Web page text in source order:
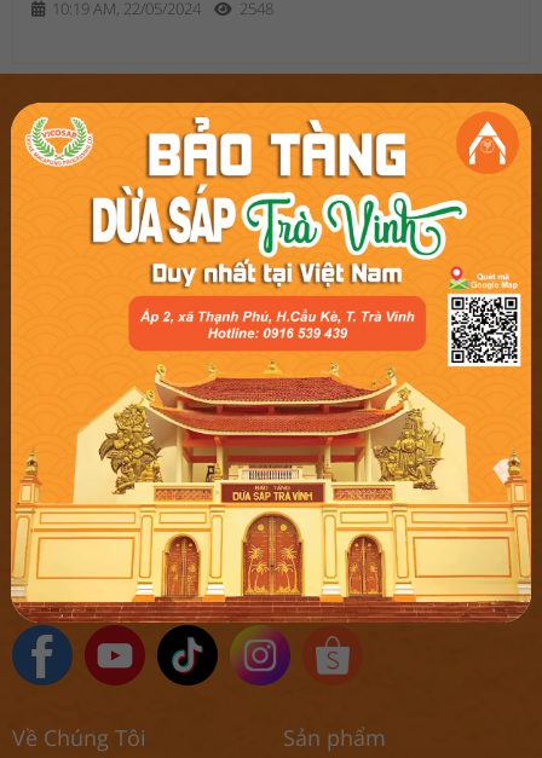
10:19 AM, 22/05/2024 2548
CÔNG TY TNHH CHẾ BIẾN DỪA SÁP CẦU KÈ
-----------------------------------------------------------------------------
: 0916539439
hotro@vicosap.vn
: 253/5, Ấp 2, xã Tam Ngãi, tỉnh Vĩnh Long, Việt
GPDKKD
: 2100658251 do sở KH & ĐT tỉnh Trà Vinh cấp
lần 2 ngày 22/11/2022
Giải quyết các vấn đề liên quan bảo vệ quyền lợi người
tiêu dùng
Email:
hotro@vicosap.vn
Về Chúng Tôi Sản phẩm